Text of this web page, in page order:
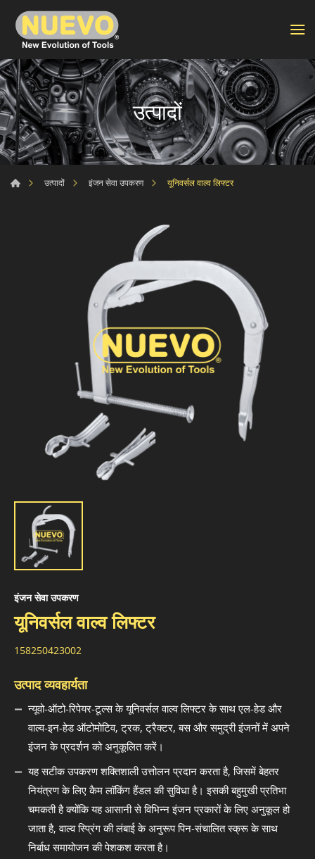
उत्पादों
उत्पादों इंजन सेवा उपकरण यूनिवर्सल वाल्व लिफ्टर
इंजन सेवा उपकरण
यूनिवर्सल वाल्व लिफ्टर
158250423002
उत्पाद व्यवहार्यता
न्यूवो-ऑटो-रिपेयर-टूल्स के यूनिवर्सल वाल्व लिफ्टर के साथ एल-हेड और
वाल्व-इन-हेड ऑटोमोटिव, ट्रक, ट्रैक्टर, बस और समुद्री इंजनों में अपने
इंजन के प्रदर्शन को अनुकूलित करें।
यह सटीक उपकरण शक्तिशाली उत्तोलन प्रदान करता है, जिसमें बेहतर
नियंत्रण के लिए कैम लॉकिंग हैंडल की सुविधा है। इसकी बहुमुखी प्रतिभा
चमकती है क्योंकि यह आसानी से विभिन्न इंजन प्रकारों के लिए अनुकूल हो
जाता है, वाल्व स्प्रिंग की लंबाई के अनुरूप पिन-संचालित स्क्रू के साथ
निर्बाध समायोजन की पेशकश करता है।